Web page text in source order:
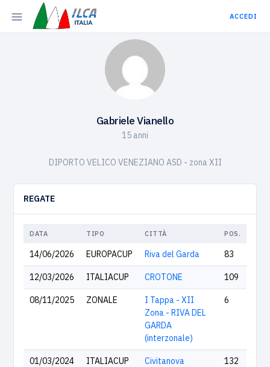
ACCEDI
Gabriele Vianello
15 anni
DIPORTO VELICO VENEZIANO ASD - zona XII
REGATE
DATA TIPO CITTÀ POS.
14/06/2026 EUROPACUP Riva del Garda 83
12/03/2026 ITALIACUP CROTONE 109
08/11/2025 ZONALE
I Tappa - XII
Zona - RIVA DEL
GARDA
(interzonale)
6
01/03/2024 ITALIACUP
Civitanova
132